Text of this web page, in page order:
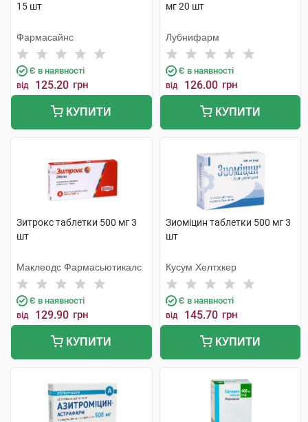
15 шт
Фармасайнс
Є в наявності
від 125.20 грн
КУПИТИ
мг 20 шт
Лубнифарм
Є в наявності
від 126.00 грн
КУПИТИ
Зитрокс таблетки 500 мг 3
шт
Маклеодс Фармасьютикалс
Є в наявності
від 129.90 грн
КУПИТИ
Зиоміцин таблетки 500 мг 3
шт
Кусум Хелтхкер
Є в наявності
від 145.70 грн
КУПИТИ